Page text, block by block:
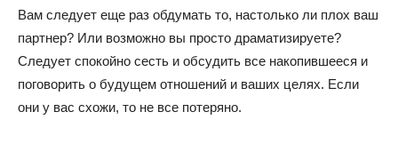
Вам следует еще раз обдумать то, настолько ли плох ваш
партнер? Или возможно вы просто драматизируете?
Следует спокойно сесть и обсудить все накопившееся и
поговорить о будущем отношений и ваших целях. Если
они у вас схожи, то не все потеряно.